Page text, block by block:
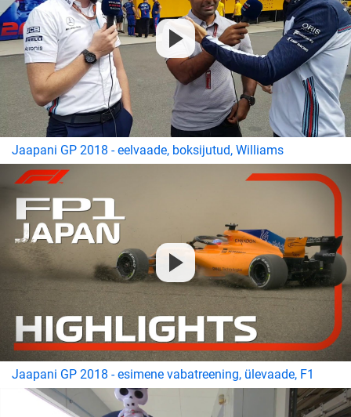
Jaapani GP 2018 - eelvaade, boksijutud, Williams
Jaapani GP 2018 - esimene vabatreening, ülevaade, F1